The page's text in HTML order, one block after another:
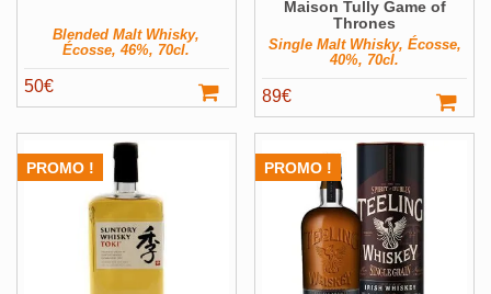
Blended Malt Whisky,
Écosse, 46%, 70cl.
50€
Maison Tully Game of
Thrones
Single Malt Whisky, Écosse,
40%, 70cl.
89€
PROMO ! PROMO !